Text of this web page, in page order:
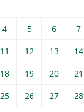
4 5 6 7
11 12 13 14
18 19 20 21
25 26 27 28